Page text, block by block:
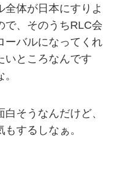
体が日本にすりよ
で、そのうちRLC会
ーバルになってくれ
いところなんです
そうなんだけど、
するしなぁ。